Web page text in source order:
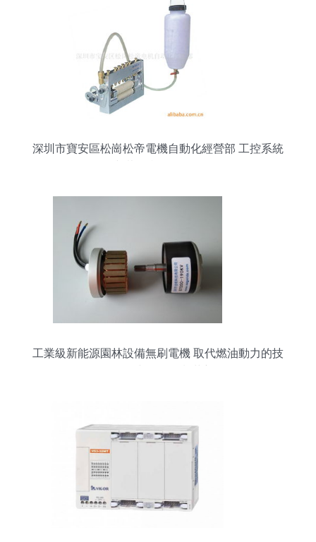
深圳市寶安區松崗松帝電機自動化經營部 工控系統
工業級新能源園林設備無刷電機 取代燃油動力的技